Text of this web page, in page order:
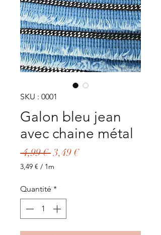
SKU : 0001
Galon bleu jean
avec chaine métal
4,99 € Prix
original
3,49 €Prix
3,49 € / 1m
pour
Quantité *